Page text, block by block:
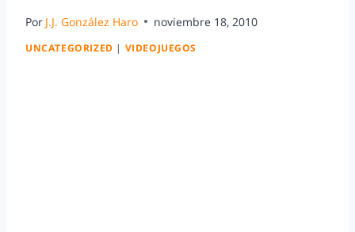
Por J.J. González Haro noviembre 18, 2010
UNCATEGORIZED | VIDEOJUEGOS